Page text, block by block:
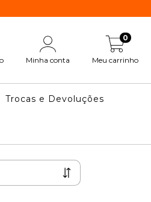
Minha conta Meu carrinho
0
Trocas e Devoluções